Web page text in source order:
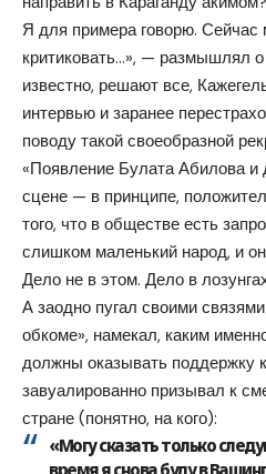
Я для примера говорю. Сейчас
критиковать…», — размышлял о
известно, решают все,
интервью и заранее
поводу такой своеобразной
«Появление Булата Абилова и
сцене — в принципе,
того, что в обществе есть
слишком маленький народ, и
Дело не в этом. Дело в
А заодно пугал своими
обкоме», намекал, каким
должны оказывать поддержку
завуалированно призывал к
стране (понятно, на кого):
«Могу сказать только
время я снова буду в